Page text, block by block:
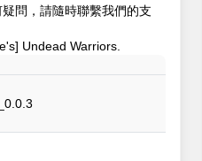
問，請隨時聯繫我們的支
Undead Warriors.